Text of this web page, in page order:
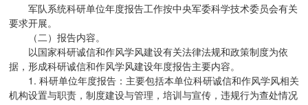
军队系统科研单位年度报告工作按中央军委科学技术委员会有关
要求开展。
（二）报告内容。
以国家科研诚信和作风学风建设有关法律法规和政策制度为依
据，形成科研诚信和作风学风建设年度报告主要内容。
1. 科研单位年度报告：主要包括本单位科研诚信和作风学风相关
机构设置与职责，制度建设与管理，培训与宣传，违规行为查处情况